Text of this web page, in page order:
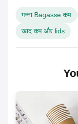
गन्ना Bagasse कप
खाद कप और lids